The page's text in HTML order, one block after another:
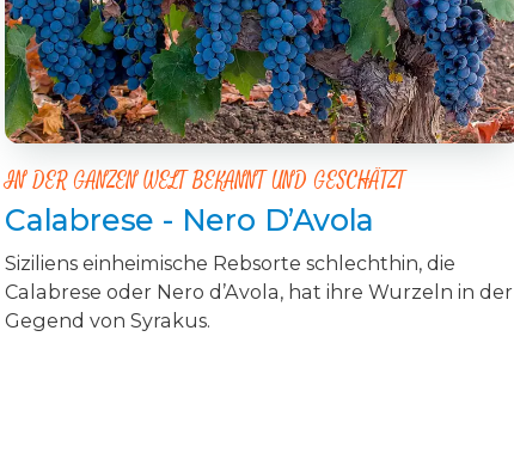
IN DER GANZEN WELT BEKANNT UND GESCHÄTZT
Calabrese - Nero D’Avola
Siziliens einheimische Rebsorte schlechthin, die
Calabrese oder Nero d’Avola, hat ihre Wurzeln in der
Gegend von Syrakus.